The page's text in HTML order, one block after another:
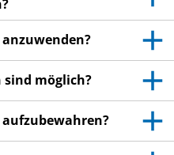
anzuwenden?
sind möglich?
aufzubewahren?